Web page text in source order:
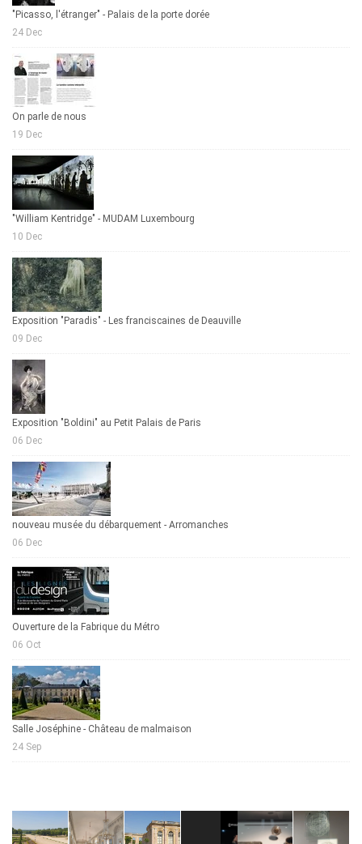
"Picasso, l'étranger" - Palais de la porte dorée
24 Dec
On parle de nous
19 Dec
"William Kentridge" - MUDAM Luxembourg
10 Dec
Exposition "Paradis" - Les franciscaines de Deauville
09 Dec
Exposition "Boldini" au Petit Palais de Paris
06 Dec
nouveau musée du débarquement - Arromanches
06 Dec
Ouverture de la Fabrique du Métro
06 Oct
Salle Joséphine - Château de malmaison
24 Sep